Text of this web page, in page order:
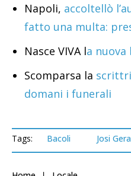
Napoli, accoltellò
fatto una multa:
Nasce VIVA la nuova
Scomparsa la
domani i funerali
Tags: Bacoli Josi